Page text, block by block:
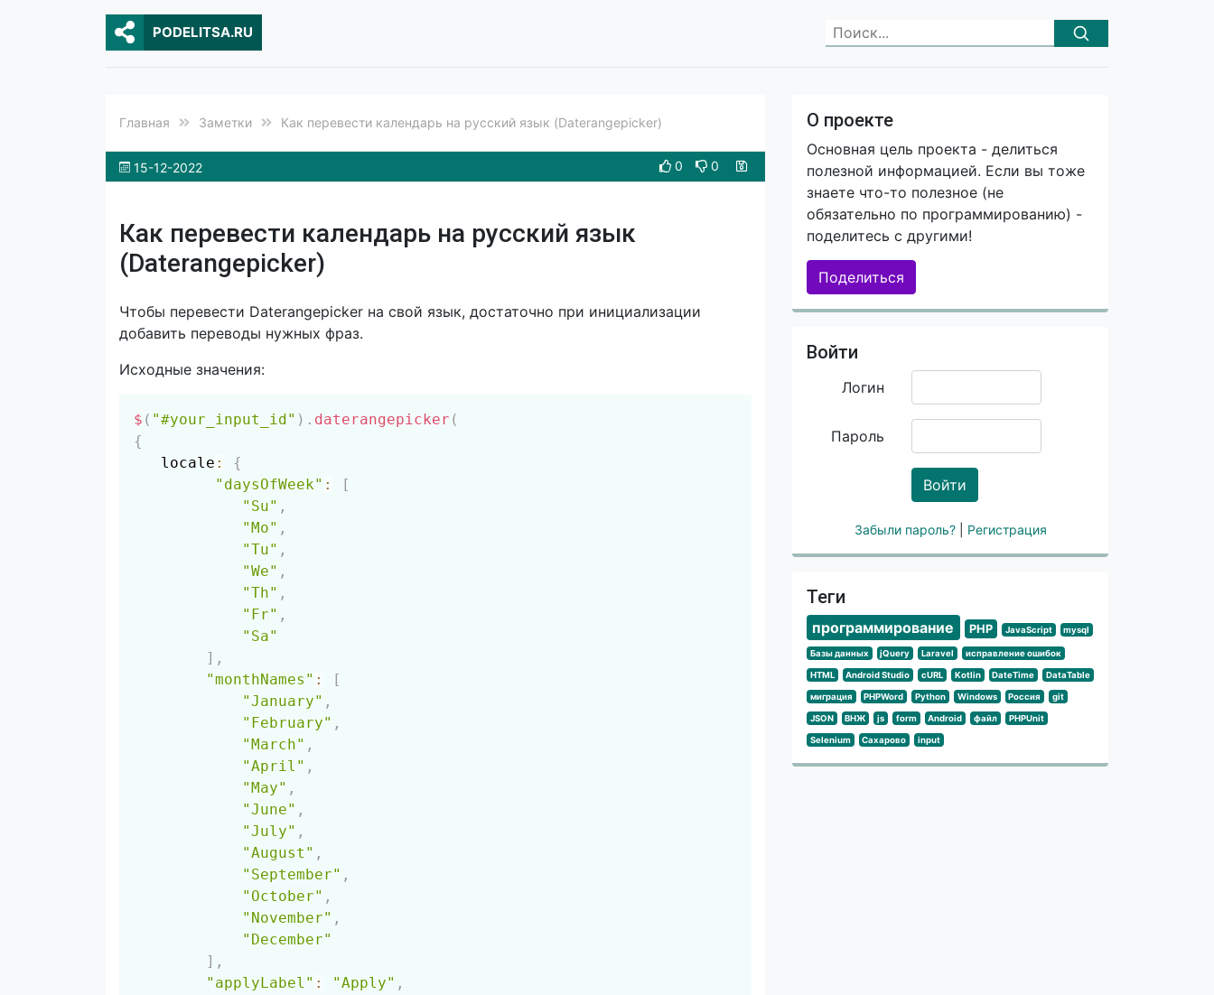
PODELITSA.RU
Главная Заметки Как перевести календарь на русский язык (Daterangepicker)
15-12-2022 0 0
Как перевести календарь на русский язык
(Daterangepicker)
Чтобы перевести Daterangepicker на свой язык, достаточно при инициализации
добавить переводы нужных фраз.
Исходные значения:
$ ( "#your_input_id" ) . daterangepicker (
{
   locale
:
{
"daysOfWeek" :
[
"Su" ,
"Mo" ,
"Tu" ,
"We" ,
"Th" ,
"Fr" ,
"Sa"
] ,
"monthNames" :
[
"January" ,
"February" ,
"March" ,
"April" ,
"May" ,
"June" ,
"July" ,
"August" ,
"September" ,
"October" ,
"November" ,
"December"
] ,
"applyLabel" : "Apply" ,
О проекте
Основная цель проекта - делиться
полезной информацией. Если вы тоже
знаете что-то полезное (не
обязательно по программированию) -
поделитесь с другими!
Поделиться
Войти
Логин
Пароль
Войти
Забыли пароль? Регистрация
Теги
программирование PHP JavaScript mysql
Базы данных jQuery Laravel исправление ошибок
HTML Android Studio cURL Kotlin DateTime DataTable
миграция PHPWord Python Windows Россия git
JSON ВНЖ js form Android файл PHPUnit
Selenium Сахарово input